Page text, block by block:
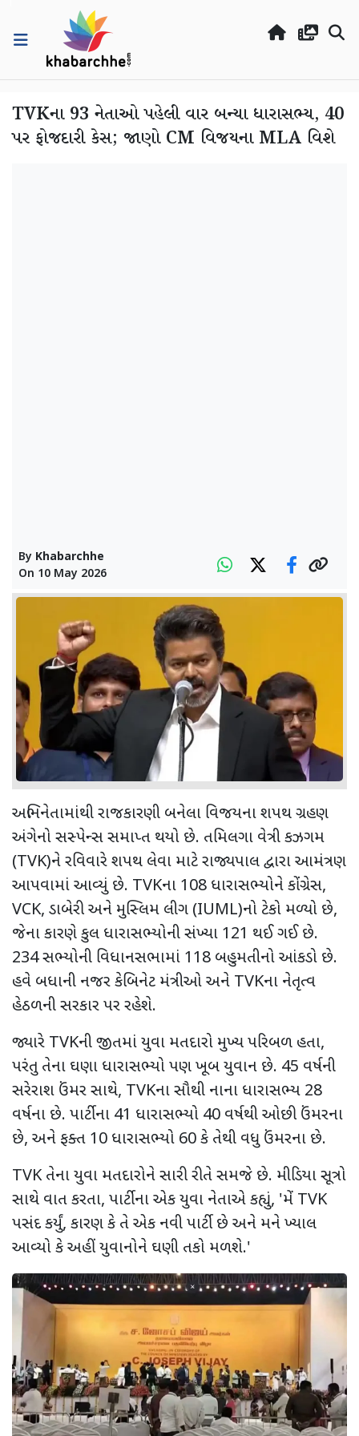
TVKના 93 નેતાઓ પહેલી વાર બન્યા ધારાસભ્ય, 40
પર ફોજદારી કેસ; જાણો CM વિજયના MLA વિશે
By Khabarchhe
On 10 May 2026
અભિનેતામાંથી રાજકારણી બનેલા વિજયના શપથ ગ્રહણ
અંગેનો સસ્પેન્સ સમાપ્ત થયો છે. તમિલગા વેત્રી કઝગમ
(TVK)ને રવિવારે શપથ લેવા માટે રાજ્યપાલ દ્વારા આમંત્રણ
આપવામાં આવ્યું છે. TVKના 108 ધારાસભ્યોને કોંગ્રેસ,
VCK, ડાબેરી અને મુસ્લિમ લીગ (IUML)નો ટેકો મળ્યો છે,
જેના કારણે કુલ ધારાસભ્યોની સંખ્યા 121 થઈ ગઈ છે.
234સભ્યોની વિધાનસભામાં 118 બહુમતીનો આંકડો છે.
હવે બધાની નજર કેબિનેટ મંત્રીઓ અને TVKના નેતૃત્વ
હેઠળની સરકાર પર રહેશે.
જ્યારે TVKની જીતમાં યુવા મતદારો મુખ્ય પરિબળ હતા,
પરંતુ તેના ઘણા ધારાસભ્યો પણ ખૂબ યુવાન છે. 45 વર્ષની
સરેરાશ ઉંમર સાથે, TVKના સૌથી નાના ધારાસભ્ય 28
વર્ષના છે. પાર્ટીના 41 ધારાસભ્યો 40 વર્ષથી ઓછી ઉંમરના
છે, અને ફક્ત 10 ધારાસભ્યો 60કે તેથી વધુ ઉંમરના છે.
TVKતેના યુવા મતદારોને સારી રીતે સમજે છે. મીડિયા સૂત્રો
સાથે વાત કરતા, પાર્ટીના એક યુવા નેતાએ કહ્યું, 'મેં TVK
પસંદ કર્યું, કારણ કે તે એક નવી પાર્ટી છે અને મને ખ્યાલ
આવ્યો કે અહીં યુવાનોને ઘણી તકો મળશે.'